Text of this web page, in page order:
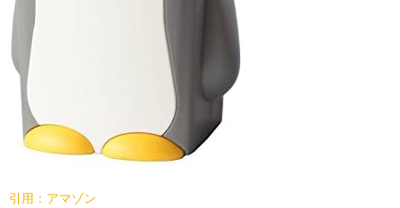
引用：アマゾン